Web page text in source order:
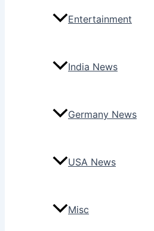
Entertainment
India News
Germany News
USA News
Misc